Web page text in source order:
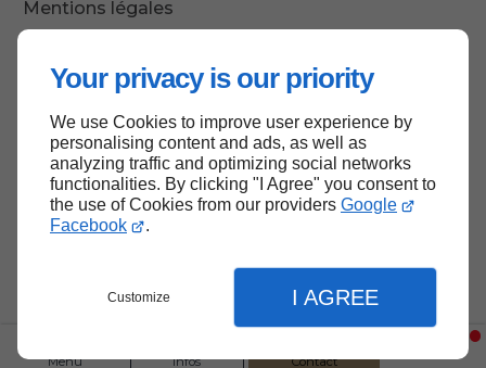
Your privacy is our priority
We use Cookies to improve user experience by
personalising content and ads, as well as
analyzing traffic and optimizing social networks
functionalities. By clicking "I Agree" you consent to
the use of Cookies from our providers Google
Facebook
.
Customize I AGREE
Menu Infos Contact
Mentions légales
Haut de page